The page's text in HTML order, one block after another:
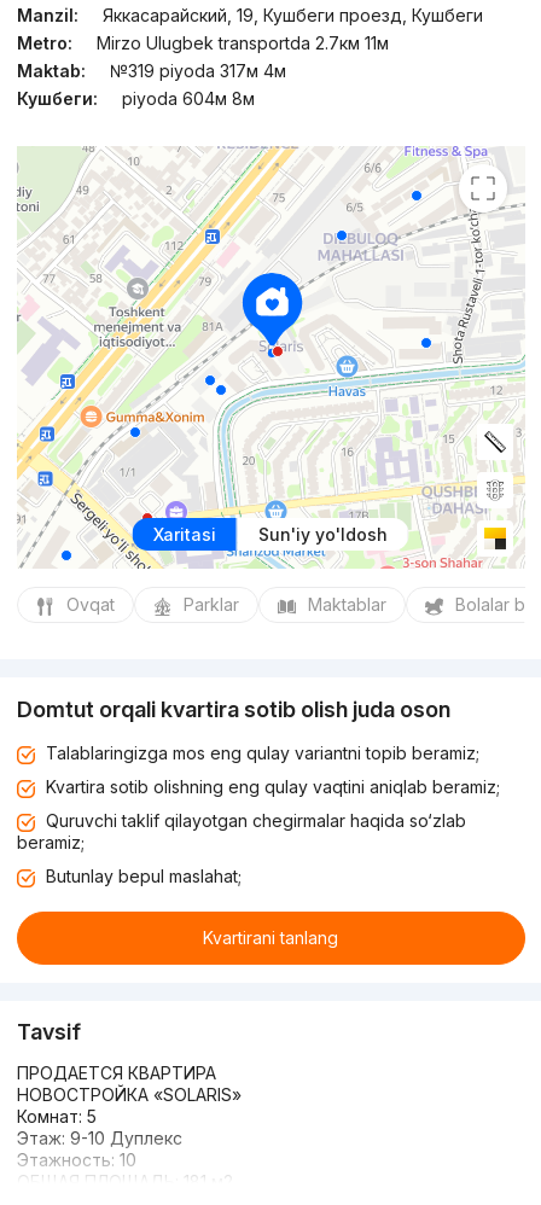
Manzil:
Яккасарайский, 19, Кушбеги проезд, Кушбеги
Metro:
Mirzo Ulugbek transportda 2.7км 11м
Maktab:
№319 piyoda 317м 4м
Кушбеги:
piyoda 604м 8м
Xaritasi Sun'iy yo'ldosh
Ovqat Parklar Maktablar Bolalar
Domtut orqali kvartira sotib olish juda oson
Talablaringizga mos eng qulay variantni topib beramiz;
Kvartira sotib olishning eng qulay vaqtini aniqlab beramiz;
Quruvchi taklif qilayotgan chegirmalar haqida so‘zlab
beramiz;
Butunlay bepul maslahat;
Kvartirani tanlang
Tavsif
ПРОДАЕТСЯ КВАРТИРА
НОВОСТРОЙКА «SOLARIS»
Комнат: 5
Этаж: 9-10 Дуплекс
Этажность: 10
ОБЩАЯ ПЛОЩАДЬ: 181 м2